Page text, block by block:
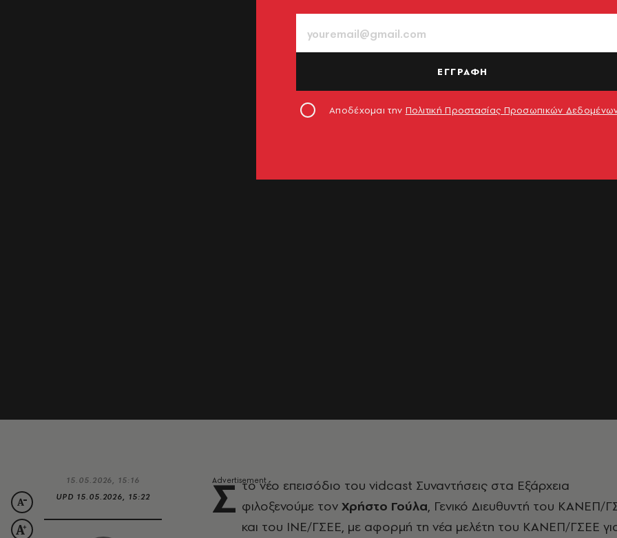
15.05.2026, 15:16
UPD 15.05.2026, 15:22 Σ το νέο επεισόδιο του vidcast Συναντήσεις στα Εξάρχεια
φιλοξενούμε τον Χρήστο Γούλα, Γενικό Διευθυντή του ΚΑΝΕΠ/
και του ΙΝΕ/ΓΣΕΕ, με αφορμή τη νέα μελέτη του ΚΑΝΕΠ/ΓΣΕΕ
ΕΓΓΡΑΦΗ
Αποδέχομαι την Πολιτική Προστασίας Προσωπικών